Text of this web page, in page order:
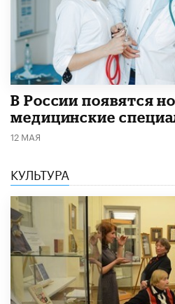
В России появятся
медицинские
12 МАЯ
КУЛЬТУРА